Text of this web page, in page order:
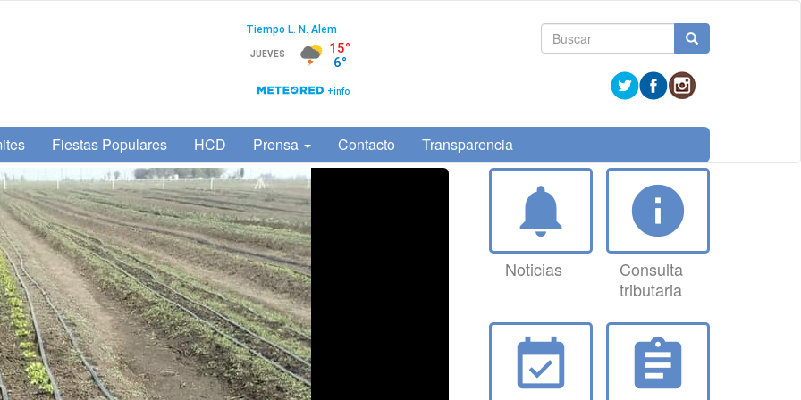
Formulario
búsqueda
Fiestas Populares HCD Prensa Contacto Transparencia
notifications
Noticias
info
Consulta
tributaria
event_available assignment